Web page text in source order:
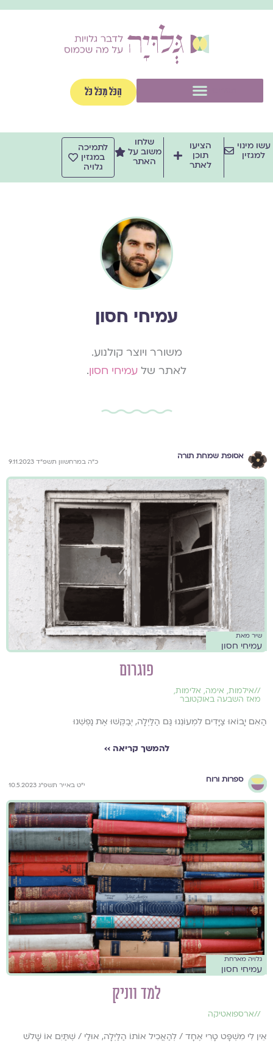
לתוכן
הַכֹּל מִכֹּל כֹּל
עשו מינוי
למגזין
הציעו
תוכן
לאתר
שלחו
משוב על
האתר
לתמיכה
במגזין
גלויה
עמיחי חסון
משורר ויוצר קולנוע.
לאתר של עמיחי חסון.
אסופת שמחת תורה
כ״ה במרחשוון תשפ״ד 9.11.2023
שיר מאת
עמיחי חסון
פוגרום
//אילמות, אימה, אלימות,
מאז השבעה באוקטובר
הַאִם יָבוֹאוּ צַיָּדִים לִמְעוֹנֵנוּ גַּם הַלַּיְלָה, יְבַקְּשׁוּ אֶת נַפְשֵׁנוּ
להמשך קריאה ››
ספרות ורוח
י״ט באייר תשפ״ג 10.5.2023
גלויה מארחת
עמיחי חסון
למד ווניק
//ארספואטיקה
אֵין לִי מִשְׁפָּט טָרִי אֶחָד / לְהַאֲכִיל אוֹתוֹ הַלַּיְלָה, אוּלַי / שְׁתַּיִם אוֹ שָׁלֹשׁ